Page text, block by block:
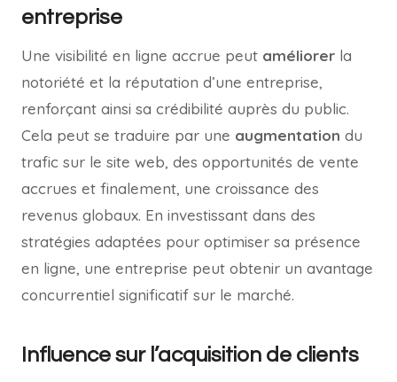
entreprise
Une visibilité en ligne accrue peut améliorer la
notoriété et la réputation d’une entreprise,
renforçant ainsi sa crédibilité auprès du public.
Cela peut se traduire par une augmentation du
trafic sur le site web, des opportunités de vente
accrues et finalement, une croissance des
revenus globaux. En investissant dans des
stratégies adaptées pour optimiser sa présence
en ligne, une entreprise peut obtenir un avantage
concurrentiel significatif sur le marché.
Influence sur l’acquisition de clients